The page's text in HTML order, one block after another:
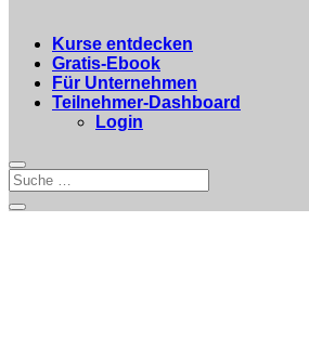
Kurse entdecken
Gratis-Ebook
Für Unternehmen
Teilnehmer-Dashboard
Login